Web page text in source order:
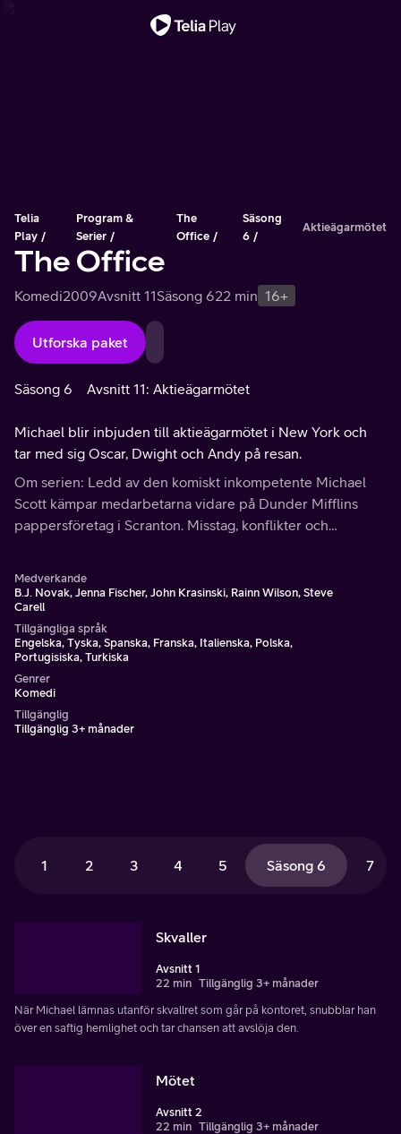
Telia
Play
Program &
Serier
The
Office
Säsong
6
Aktieägarmötet
The Office
Komedi2009Avsnitt 11Säsong 622 min 16+
Utforska paket
Säsong 6 Avsnitt 11: Aktieägarmötet
Michael blir inbjuden till aktieägarmötet i New York och
tar med sig Oscar, Dwight och Andy på resan.
Om serien: Ledd av den komiskt inkompetente Michael
Scott kämpar medarbetarna vidare på Dunder Mifflins
pappersföretag i Scranton. Misstag, konflikter och
Medverkande
B.J. Novak, Jenna Fischer, John Krasinski, Rainn Wilson, Steve
Carell
Tillgängliga språk
Engelska, Tyska, Spanska, Franska, Italienska, Polska,
Portugisiska, Turkiska
Genrer
Komedi
Tillgänglig
Tillgänglig 3+ månader
1 2 3 4 5 Säsong 6 7
Skvaller
Avsnitt 1
22 min Tillgänglig 3+ månader
När Michael lämnas utanför skvallret som går på kontoret, snubblar han
över en saftig hemlighet och tar chansen att avslöja den.
Mötet
Avsnitt 2
22 min Tillgänglig 3+ månader